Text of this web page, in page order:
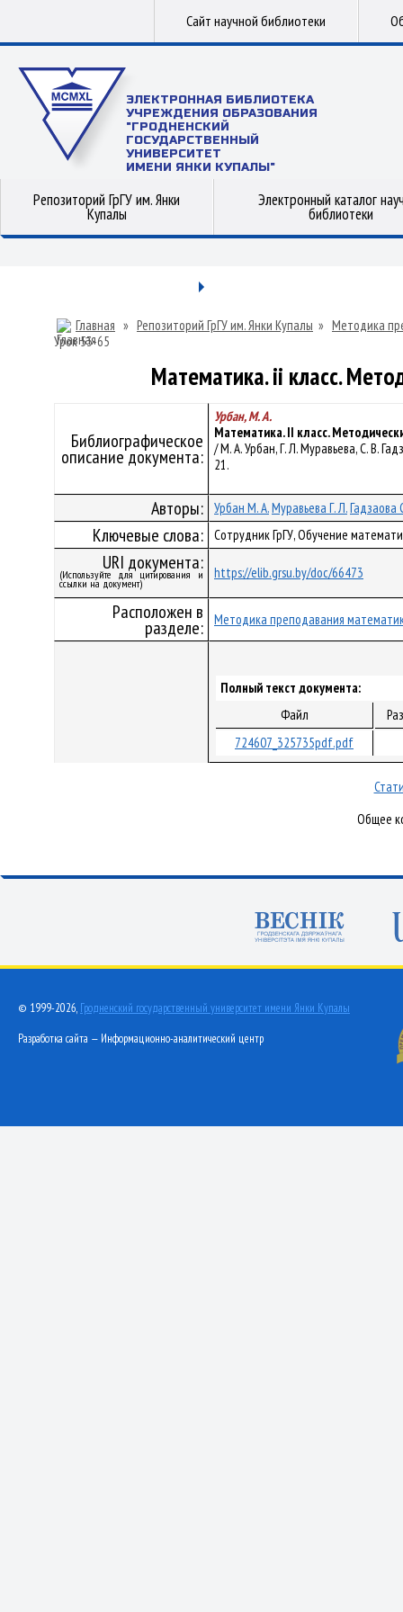
Сайт научной библиотеки
ЭЛЕКТРОННАЯ БИБЛИОТЕКА
УЧРЕЖДЕНИЯ ОБРАЗОВАНИЯ
"ГРОДНЕНСКИЙ
ГОСУДАРСТВЕННЫЙ
УНИВЕРСИТЕТ
ИМЕНИ ЯНКИ КУПАЛЫ"
Репозиторий ГрГУ им. Янки
Купалы
Электронный каталог
библиотеки
Главная » Репозиторий ГрГУ им. Янки Купалы » Методика
Урок 53-65
Математика. ii класс.
Библиографическое
описание документа:
Урбан, М. А.
Математика. II класс.
/ М. А. Урбан, Г. Л. Муравьева, С. В.
21.
Авторы: Урбан М. А.Муравьева Г. Л.Гадзаова
Ключевые слова: Сотрудник ГрГУ, Обучение
URI документа:
(Используйте для цитирования и
ссылки на документ)
https://elib.grsu.by/doc/66473
Расположен в
разделе: Методика преподавания
Полный текст документа:
Файл
724607_325735pdf.pdf
Общее
© 1999-2026, Гродненский государственный университет имени Янки Купалы
Разработка сайта — Информационно-аналитический центр